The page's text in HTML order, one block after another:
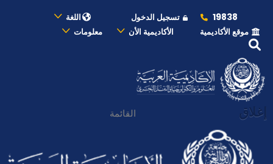
19838 تسجيل الدخول
اللغة
موقع الأكاديمية
الأكاديمية الأن معلومات
إغلاق القائمة